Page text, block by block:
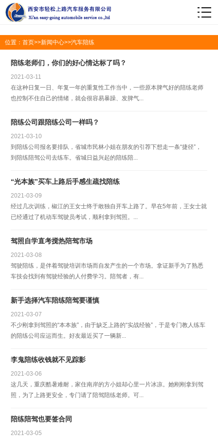
位置： 首页>>新闻中心>>汽车陪练
陪练老师们，你们的好心情达标了吗？
2021-03-11
在这种日复一日、年复一年的重复性工作当中，一些原本脾气好的陪练老师
也控制不住自己的情绪，就会很容易暴躁、发脾气...
陪练公司跟陪练公司一样吗？
2021-03-10
到陪练公司报名要排队，省城市民林小姐在朋友的引荐下想走一条“捷径”，
到陪练陪驾公司去练车。省城日益兴起的陪练陪...
“光本族”买车上路后手感生疏找陪练
2021-03-09
经过几次训练，椒江的王女士终于敢独自开车上路了。早在5年前，王女士就
已经通过了机动车驾驶员考试，顺利拿到驾照。...
驾照自学直考搅热陪驾市场
2021-03-08
驾驶陪练，是伴着驾驶培训市场而自发产生的一个市场。拿证新手为了熟悉
车技会找到有驾驶经验的人付费学习。陪驾者，有...
新手选择汽车陪练陪驾要谨慎
2021-03-07
不少刚拿到驾照的“本本族”，由于缺乏上路的“实战经验”，于是专门教人练车
的陪练公司应运而生。好友最近买了一辆新...
李鬼陪练收钱就不见踪影
2021-03-06
这几天，重庆酷暑难耐，家住南岸的方小姐却心里一片冰凉。她刚刚拿到驾
照，为了上路更安全，专门请了陪驾陪练老师。可...
陪练陪驾也要签合同
2021-03-05